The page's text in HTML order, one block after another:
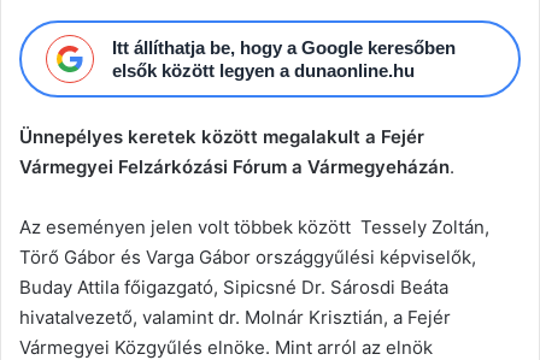
Itt állíthatja be, hogy a Google keresőben
elsők között legyen a dunaonline.hu
Ünnepélyes keretek között megalakult a Fejér
Vármegyei Felzárkózási Fórum a Vármegyeházán.
Az eseményen jelen volt többek között Tessely Zoltán,
Törő Gábor és Varga Gábor országgyűlési képviselők,
Buday Attila főigazgató, Sipicsné Dr. Sárosdi Beáta
hivatalvezető, valamint dr. Molnár Krisztián, a Fejér
Vármegyei Közgyűlés elnöke. Mint arról az elnök